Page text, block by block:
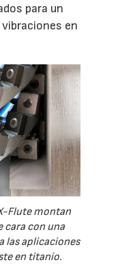
para un
en
Flute montan
cara con una
las aplicaciones
en titanio.